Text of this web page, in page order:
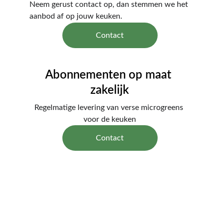
Neem gerust contact op, dan stemmen we het
aanbod af op jouw keuken.
Contact
Abonnementen op maat
zakelijk
Regelmatige levering van verse microgreens
voor de keuken
Contact